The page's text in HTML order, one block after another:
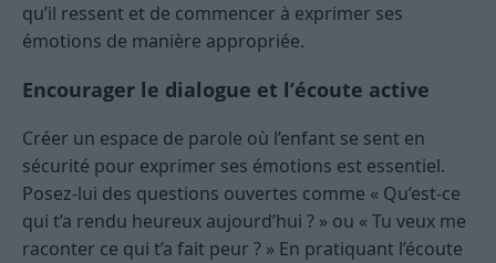
qu’il ressent et de commencer à exprimer ses
émotions de manière appropriée.
Encourager le dialogue et l’écoute active
Créer un espace de parole où l’enfant se sent en
sécurité pour exprimer ses émotions est essentiel.
Posez-lui des questions ouvertes comme « Qu’est-ce
qui t’a rendu heureux aujourd’hui ? » ou « Tu veux me
raconter ce qui t’a fait peur ? » En pratiquant l’écoute